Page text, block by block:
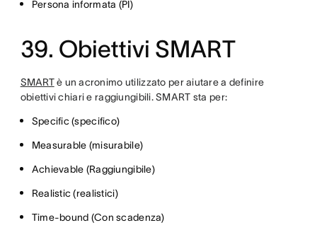
Persona informata (PI)
39. Obiettivi SMART
SMARTè un acronimo utilizzato per aiutare a definire
obiettivi chiari e raggiungibili. SMART sta per:
Specific (specifico)
Measurable (misurabile)
Achievable (Raggiungibile)
Realistic (realistici)
Time-bound (Con scadenza)